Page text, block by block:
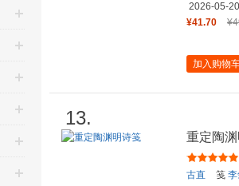
2026-05-20
¥41.70
加入购物
13.
重定陶
古直 笺